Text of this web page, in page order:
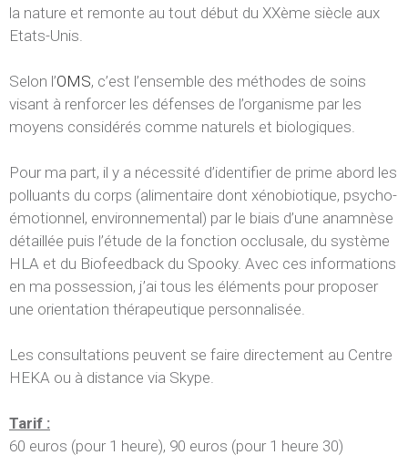
la nature et remonte au tout début du XXème siècle aux
Etats-Unis.
Selon l’OMS, c’est l’ensemble des méthodes de soins
visant à renforcer les défenses de l’organisme par les
moyens considérés comme naturels et biologiques.
Pour ma part, il y a nécessité d’identifier de prime abord les
polluants du corps (alimentaire dont xénobiotique, psycho-
émotionnel, environnemental) par le biais d’une anamnèse
détaillée puis l’étude de la fonction occlusale, du système
HLA et du Biofeedback du Spooky. Avec ces informations
en ma possession, j’ai tous les éléments pour proposer
une orientation thérapeutique personnalisée.
Les consultations peuvent se faire directement au Centre
HEKA ou à distance via Skype.
Tarif :
60 euros (pour 1 heure), 90 euros (pour 1 heure 30)